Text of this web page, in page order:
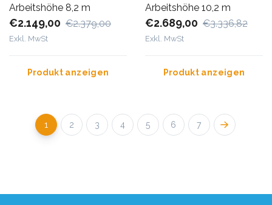
Arbeitshöhe 8,2 m
€2.149,00 €2.379,00
Exkl. MwSt
Produkt anzeigen
Arbeitshöhe 10,2 m
€2.689,00 €3.336,82
Exkl. MwSt
Produkt anzeigen
1 2 3 4 5 6 7